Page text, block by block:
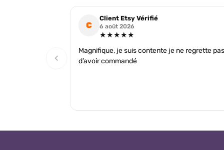
‹
C
Client Etsy Vérifié
6 août 2026
★★★★★
Magnifique, je suis contente je ne regrette pas
d’avoir commandé